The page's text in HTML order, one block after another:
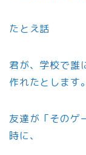
たとえ話
君が、学校で誰
作れたとします。
友達が「そのゲ
時に、